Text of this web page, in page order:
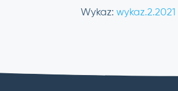
Wykaz: wykaz.2.2021